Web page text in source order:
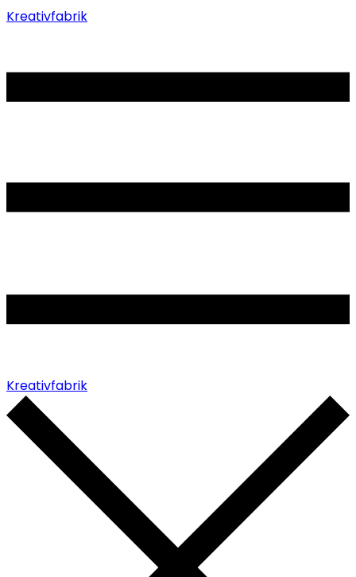
Kreativfabrik
Kreativfabrik